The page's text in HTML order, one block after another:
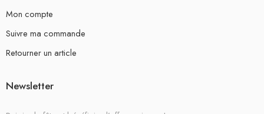
Mon compte
Suivre ma commande
Retourner un article
Newsletter